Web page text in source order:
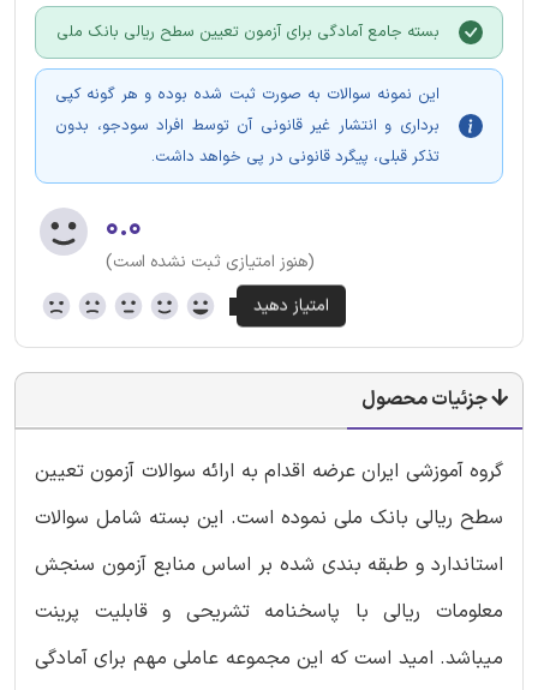
بسته جامع آمادگی برای آزمون تعیین سطح ریالی بانک ملی
این نمونه سوالات به صورت ثبت شده بوده و هر گونه کپی
برداری و انتشار غیر قانونی آن توسط افراد سودجو، بدون
تذکر قبلی، پیگرد قانونی در پی خواهد داشت.
۰.۰
(هنوز امتیازی ثبت نشده است)
جزئیات محصول
گروه آموزشی ایران عرضه اقدام به ارائه سوالات آزمون تعیین
سطح ریالی بانک ملی نموده است. این بسته شامل سوالات
استاندارد و طبقه بندی شده بر اساس منابع آزمون سنجش
معلومات ریالی با پاسخنامه تشریحی و قابلیت پرینت
میباشد. امید است که این مجموعه عاملی مهم برای آمادگی